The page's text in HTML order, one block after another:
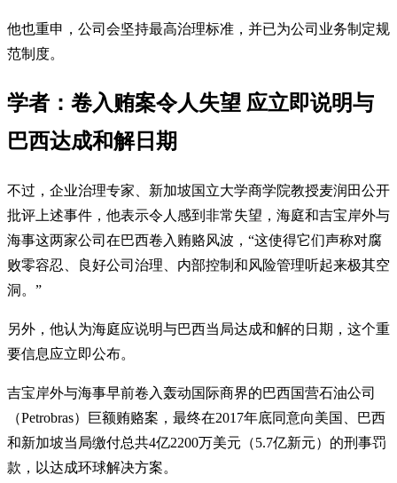
他也重申，公司会坚持最高治理标准，并已为公司业务制定规
范制度。
学者：卷入贿案令人失望 应立即说明与
巴西达成和解日期
不过，企业治理专家、新加坡国立大学商学院教授麦润田公开
批评上述事件，他表示令人感到非常失望，海庭和吉宝岸外与
海事这两家公司在巴西卷入贿赂风波，“这使得它们声称对腐
败零容忍、良好公司治理、内部控制和风险管理听起来极其空
洞。”
另外，他认为海庭应说明与巴西当局达成和解的日期，这个重
要信息应立即公布。
吉宝岸外与海事早前卷入轰动国际商界的巴西国营石油公司
（Petrobras）巨额贿赂案，最终在2017年底同意向美国、巴西
和新加坡当局缴付总共4亿2200万美元（5.7亿新元）的刑事罚
款，以达成环球解决方案。